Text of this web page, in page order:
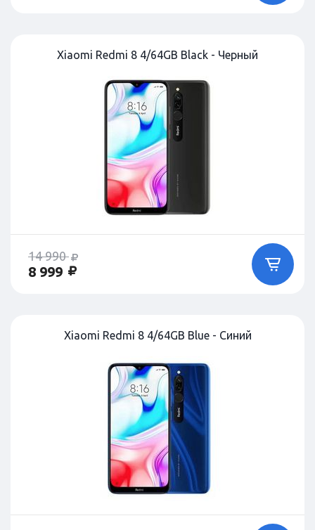
Xiaomi Redmi 8 4/64GB Black - Черный
14 990
8 999
Xiaomi Redmi 8 4/64GB Blue - Синий